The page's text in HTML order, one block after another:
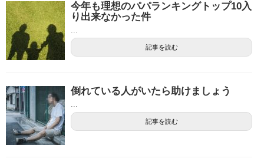
今年も理想のパパランキングトップ10入
り出来なかった件
...
記事を読む
倒れている人がいたら助けましょう
...
記事を読む